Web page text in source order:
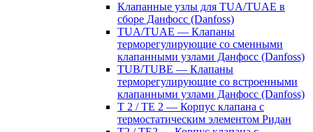
Клапанные узлы для TUA/TUAE в
сборе Данфосс (Danfoss)
TUA/TUAE — Клапаны
терморегулирующие со сменными
клапанными узлами Данфосс (Danfoss)
TUB/TUBE — Клапаны
терморегулирующие со встроенными
клапанными узлами Данфосс (Danfoss)
T 2 / TE 2 — Корпус клапана с
термостатическим элементом Ридан